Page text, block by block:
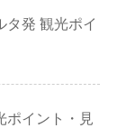
タ発 観光ポイ
ポイント・見